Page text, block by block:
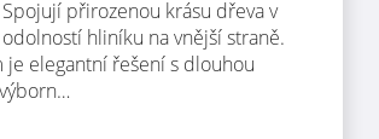
přirozenou krásu dřeva v
hliníku na vnější straně.
je elegantní řešení s dlouhou